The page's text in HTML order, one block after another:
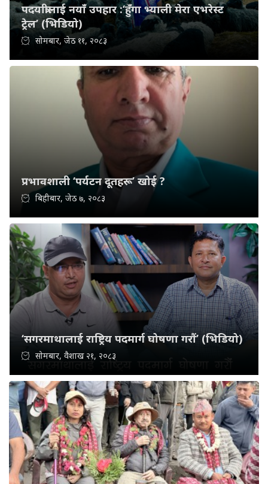
पदयात्रीलाई नयाँ उपहार :‘हुँगा भ्याली मेरा एभरेस्ट
ट्रेल’ (भिडियो)
सोमबार, जेठ ११, २०८३
प्रभावशाली ‘पर्यटन दूतहरू’ खोई ?
बिहीबार, जेठ ७, २०८३
‘सगरमाथालाई राष्ट्रिय पदमार्ग घोषणा गरौं’ (भिडियो)
सोमबार, वैशाख २१, २०८३